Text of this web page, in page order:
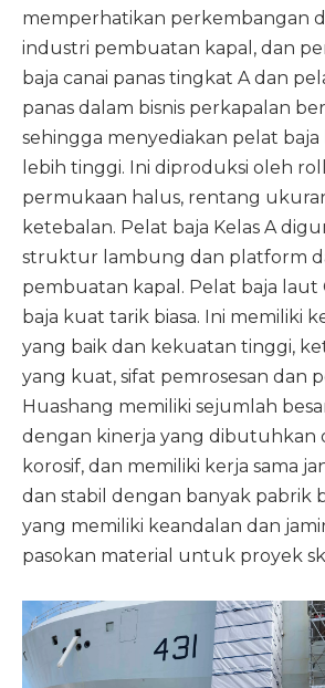
memperhatikan perkembangan
industri pembuatan kapal, dan
baja canai panas tingkat A dan
panas dalam bisnis perkapalan
sehingga menyediakan pelat baja
lebih tinggi. Ini diproduksi oleh
permukaan halus, rentang
ketebalan. Pelat baja Kelas A
struktur lambung dan platform
pembuatan kapal. Pelat baja laut
baja kuat tarik biasa. Ini memiliki
yang baik dan kekuatan tinggi,
yang kuat, sifat pemrosesan dan
Huashang memiliki sejumlah
dengan kinerja yang dibutuhkan
korosif, dan memiliki kerja sama
dan stabil dengan banyak pabrik
yang memiliki keandalan dan
pasokan material untuk proyek